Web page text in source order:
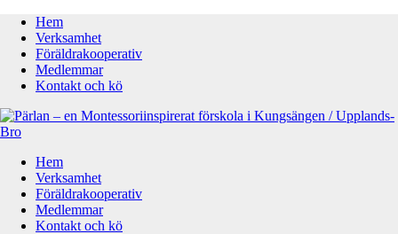
Hem
Verksamhet
Föräldrakooperativ
Medlemmar
Kontakt och kö
Hem
Verksamhet
Föräldrakooperativ
Medlemmar
Kontakt och kö